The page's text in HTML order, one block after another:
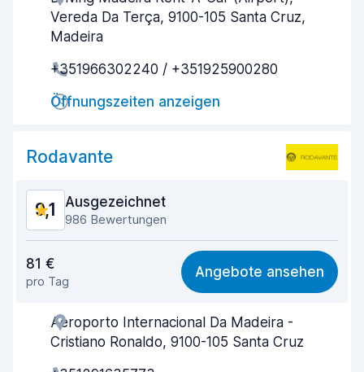
Schnelle Abholung
Schnelle Abgabe
Sauberkeit des Fahrzeugs
8,8
Vereda Da Terça, 9100-105 Santa Cruz,
Madeira
+351966302240 / +351925900280
Öffnungszeiten anzeigen
Rodavante
9,1 Ausgezeichnet
986 Bewertungen
8,6
Einfach zu finden 9,3
Agenten-Hilfsbereitschaft
81 €
pro Tag
Angebote ansehen
Aeroporto Internacional Da Madeira -
Cristiano Ronaldo, 9100-105 Santa Cruz